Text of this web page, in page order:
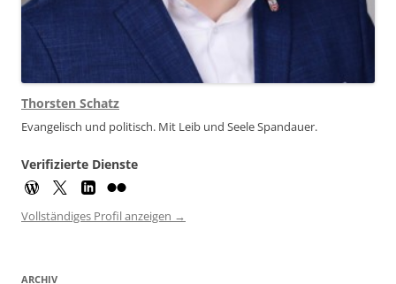
Thorsten Schatz
Evangelisch und politisch. Mit Leib und Seele Spandauer.
Verifizierte Dienste
Vollständiges Profil anzeigen →
ARCHIV